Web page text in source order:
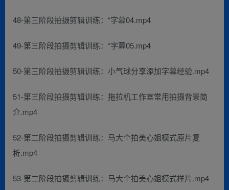
48-第三阶段拍摄剪辑训练：“字幕04.mp4
49-第三阶段拍摄剪辑训练：“字幕05.mp4
50-第三阶段拍摄剪辑训练：小气球分享添加字幕经验.mp4
51-第三阶段拍摄剪辑训练：拖拉机工作室常用拍摄背景简
介.mp4
52-第二阶段拍摄剪辑训练：马大个拍美心姐模式原片复
析.mp4
53-第二阶段拍摄剪辑训练：马大个拍美心姐模式样片.mp4